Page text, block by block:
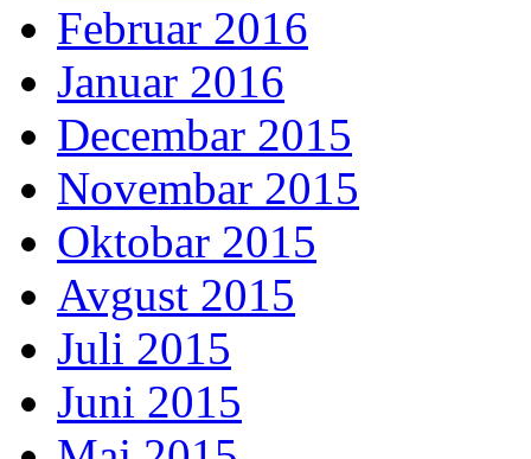
Februar 2016
Januar 2016
Decembar 2015
Novembar 2015
Oktobar 2015
Avgust 2015
Juli 2015
Juni 2015